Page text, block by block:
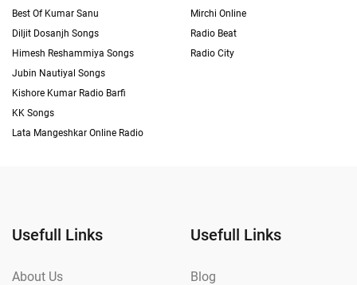
Best Of Kumar Sanu
Diljit Dosanjh Songs
Himesh Reshammiya Songs
Jubin Nautiyal Songs
Kishore Kumar Radio Barfi
KK Songs
Lata Mangeshkar Online Radio
Mirchi Online
Radio Beat
Radio City
Usefull Links
About Us
Usefull Links
Blog